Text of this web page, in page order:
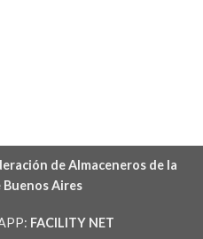
de Almaceneros de la
Aires
FACILITY NET